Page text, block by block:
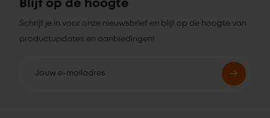
Blijf op de hoogte
Schrijf je in voor onze nieuwsbrief en blijf op de hoogte van
productupdates en aanbiedingen!